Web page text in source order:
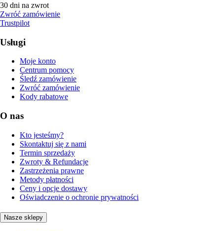
30 dni na zwrot
Zwróć zamówienie
Trustpilot
Usługi
Moje konto
Centrum pomocy
Śledź zamówienie
Zwróć zamówienie
Kody rabatowe
O nas
Kto jesteśmy?
Skontaktuj się z nami
Termin sprzedaży
Zwroty & Refundacje
Zastrzeżenia prawne
Metody płatności
Ceny i opcje dostawy
Oświadczenie o ochronie prywatności
Nasze sklepy